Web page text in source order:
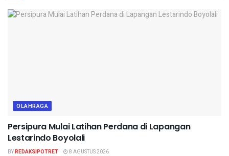
OLAHRAGA
Persipura Mulai Latihan Perdana di Lapangan
Lestarindo Boyolali
BYREDAKSIPOTRET 8 AGUSTUS 2026